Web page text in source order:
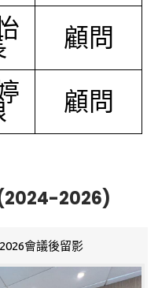
顧問
顧問
(2024-2026)
會議後留影